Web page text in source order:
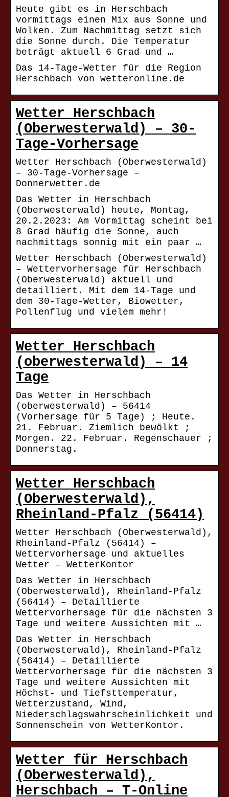
Heute gibt es in Herschbach
vormittags einen Mix aus Sonne und
Wolken. Zum Nachmittag setzt sich
die Sonne durch. Die Temperatur
beträgt aktuell 6 Grad und …
Das 14-Tage-Wetter für die Region
Herschbach von wetteronline.de
Wetter Herschbach
(Oberwesterwald) – 30-
Tage-Vorhersage
Wetter Herschbach (Oberwesterwald)
– 30-Tage-Vorhersage –
Donnerwetter.de
Das Wetter in Herschbach
(Oberwesterwald) heute, Montag,
20.2.2023: Am Vormittag scheint bei
8 Grad häufig die Sonne, auch
nachmittags sonnig mit ein paar …
Wetter Herschbach (Oberwesterwald)
– Wettervorhersage für Herschbach
(Oberwesterwald) aktuell und
detailliert. Mit dem 14-Tage und
dem 30-Tage-Wetter, Biowetter,
Pollenflug und vielem mehr!
Wetter Herschbach
(oberwesterwald) – 14
Tage
Das Wetter in Herschbach
(oberwesterwald) – 56414
(Vorhersage für 5 Tage) ; Heute.
21. Februar. Ziemlich bewölkt ;
Morgen. 22. Februar. Regenschauer ;
Donnerstag.
Wetter Herschbach
(Oberwesterwald),
Rheinland-Pfalz (56414)
Wetter Herschbach (Oberwesterwald),
Rheinland-Pfalz (56414) –
Wettervorhersage und aktuelles
Wetter – WetterKontor
Das Wetter in Herschbach
(Oberwesterwald), Rheinland-Pfalz
(56414) – Detaillierte
Wettervorhersage für die nächsten 3
Tage und weitere Aussichten mit …
Das Wetter in Herschbach
(Oberwesterwald), Rheinland-Pfalz
(56414) – Detaillierte
Wettervorhersage für die nächsten 3
Tage und weitere Aussichten mit
Höchst- und Tiefsttemperatur,
Wetterzustand, Wind,
Niederschlagswahrscheinlichkeit und
Sonnenschein von WetterKontor.
Wetter für Herschbach
(Oberwesterwald),
Herschbach – T-Online